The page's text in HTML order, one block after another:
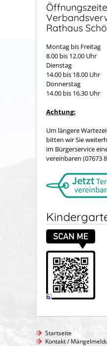
Rathaus
Montag bis Freitag
8.00 bis 12.00 Uhr
Dienstag
14.00 bis 18.00 Uhr
Donnerstag
14.00 bis 16.30 Uhr
Achtung:
Um längere
bitten wir Sie
im Bürgerservice
vereinbaren (07673
Startseite
Kontakt /